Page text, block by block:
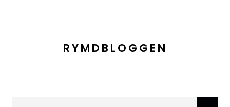
RYMDBLOGGEN